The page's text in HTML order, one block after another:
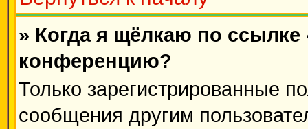
» Когда я щёлкаю по ссылке
конференцию?
Только зарегистрированные
сообщения другим